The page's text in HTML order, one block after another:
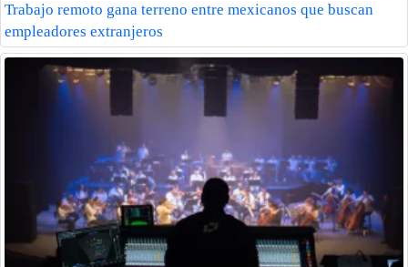
Trabajo remoto gana terreno entre mexicanos que buscan
empleadores extranjeros